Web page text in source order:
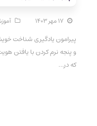
۱۷ مهر ۱۴۰۳
و پنجه نرم کردن با یافتن
که در…